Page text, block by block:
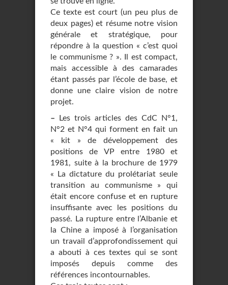
Ce texte est court (un peu plus de
deux pages) et résume notre vision
générale et stratégique, pour
répondre à la question « c’est quoi
le communisme ? ». Il est compact,
mais accessible à des camarades
étant passés par l’école de base, et
donne une claire vision de notre
projet.
– Les trois articles des CdC N°1,
N°2 et N°4 qui forment en fait un
« kit » de développement des
positions de VP entre 1980 et
1981, suite à la brochure de 1979
« La dictature du prolétariat seule
transition au communisme » qui
était encore confuse et en rupture
insuffisante avec les positions du
passé. La rupture entre l’Albanie et
la Chine a imposé à l’organisation
un travail d’approfondissement qui
a abouti à ces textes qui se sont
imposés depuis comme des
références incontournables.